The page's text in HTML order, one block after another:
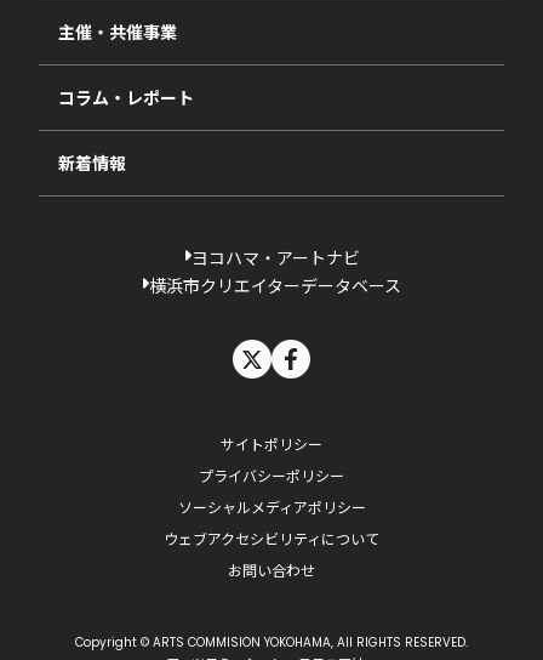
2024年度
2023年度
過去の採択一覧
視察・ヒアリング・研究
相談依頼フォーム
主催・共催事業
コラム・レポート
新着情報
ヨコハマ・アートナビ
横浜市クリエイターデータベース
サイトポリシー
プライバシーポリシー
ソーシャルメディアポリシー
ウェブアクセシビリティについて
お問い合わせ
Copyright © ARTS COMMISION YOKOHAMA, All RIGHTS RESERVED.